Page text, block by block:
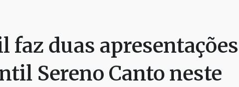
faz duas
Sereno Canto neste